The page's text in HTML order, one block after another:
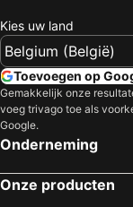
Kies uw land
Toevoegen op
Gemakkelijk onze
voeg trivago toe als
Google.
Onderneming
Onze producten